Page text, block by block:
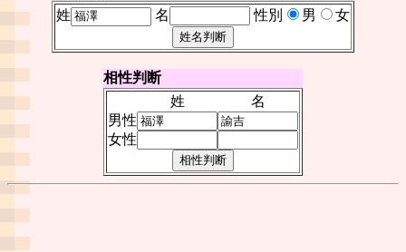
姓
名 性別 男 女
相性判断
姓
名
男性
女性